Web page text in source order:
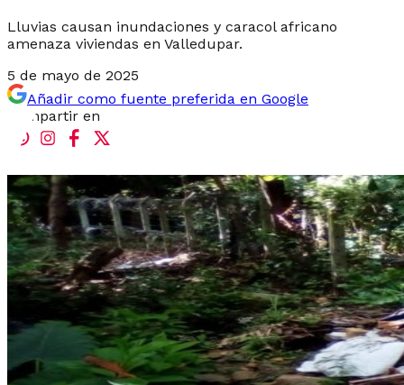
Lluvias causan inundaciones y caracol africano
amenaza viviendas en Valledupar.
5 de mayo de 2025
Añadir como fuente preferida en Google
Compartir en